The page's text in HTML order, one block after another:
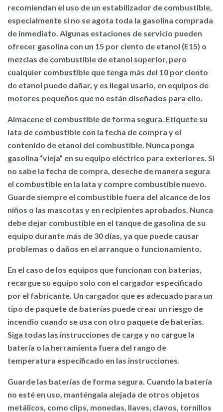
recomiendan el uso de un estabilizador de combustible,
especialmente si no se agota toda la gasolina comprada
de inmediato. Algunas estaciones de servicio pueden
ofrecer gasolina con un 15 por ciento de etanol (E15) o
mezclas de combustible de etanol superior, pero
cualquier combustible que tenga más del 10 por ciento
de etanol puede dañar, y es ilegal usarlo, en equipos de
motores pequeños que no están diseñados para ello.
Almacene el combustible de forma segura. Etiquete su
lata de combustible con la fecha de compra y el
contenido de etanol del combustible. Nunca ponga
gasolina “vieja” en su equipo eléctrico para exteriores. Si
no sabe la fecha de compra, deseche de manera segura
el combustible en la lata y compre combustible nuevo.
Guarde siempre el combustible fuera del alcance de los
niños o las mascotas y en recipientes aprobados. Nunca
debe dejar combustible en el tanque de gasolina de su
equipo durante más de 30 días, ya que puede causar
problemas o daños en el arranque o funcionamiento.
En el caso de los equipos que funcionan con baterías,
recargue su equipo solo con el cargador especificado
por el fabricante. Un cargador que es adecuado para un
tipo de paquete de baterías puede crear un riesgo de
incendio cuando se usa con otro paquete de baterías.
Siga todas las instrucciones de carga y no cargue la
batería o la herramienta fuera del rango de
temperatura especificado en las instrucciones.
Guarde las baterías de forma segura. Cuando la batería
no esté en uso, manténgala alejada de otros objetos
metálicos, como clips, monedas, llaves, clavos, tornillos